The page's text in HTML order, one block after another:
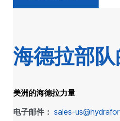
海德拉部
美洲的海德拉力量
电子邮件： sales-